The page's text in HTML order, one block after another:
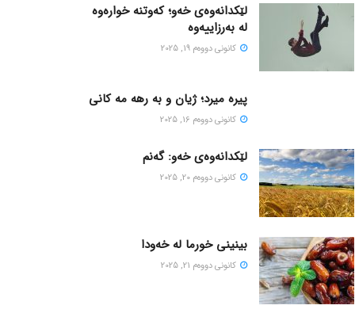
لێکدانەوەی خەو؛ کەوتنە خوارەوە
لە بەرزاییەوە
كانونی دووه‌م 19, 2025
پیره میرد؛ ژیان و به رهه مه کانی
كانونی دووه‌م 16, 2025
لێکدانەوەی خەو: گەنم
كانونی دووه‌م 20, 2025
بینینی خورما لە خەودا
كانونی دووه‌م 21, 2025